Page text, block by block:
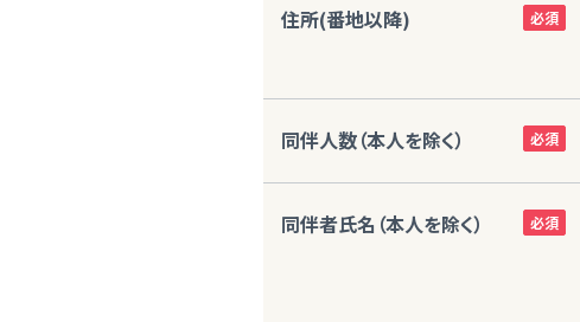
住所(番地以降)
同伴人数（本人を除く）
同伴者氏名（本人を除く）